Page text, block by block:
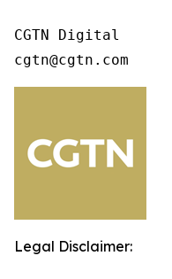
CGTN Digital
cgtn@cgtn.com
Legal Disclaimer: